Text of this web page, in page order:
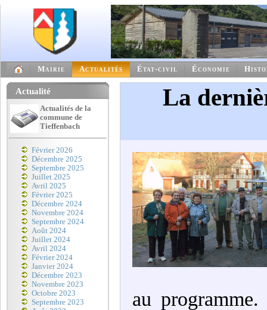
Mairie Actualités État-civil Économie
Actualité
Actualités de la
commune de
Tieffenbach
Février 2026
Décembre 2025
Septembre 2025
Juillet 2025
Avril 2025
Février 2025
Décembre 2024
Novembre 2024
Septembre 2024
Août 2024
Juillet 2024
Avril 2024
Février 2024
Janvier 2024
Décembre 2023
Novembre 2023
Octobre 2023
Septembre 2023
La
au